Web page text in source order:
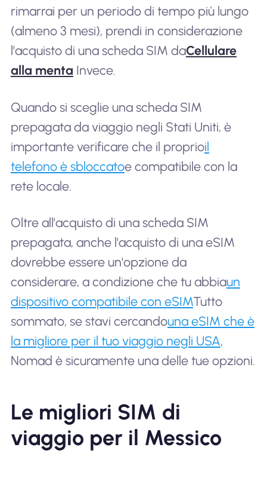
rimarrai per un periodo di tempo più lungo
(almeno 3 mesi), prendi in considerazione
l'acquisto di una scheda SIM daCellulare
alla menta Invece.
Quando si sceglie una scheda SIM
prepagata da viaggio negli Stati Uniti, è
importante verificare che il proprioil
telefono è sbloccatoe compatibile con la
rete locale.
Oltre all'acquisto di una scheda SIM
prepagata, anche l'acquisto di una eSIM
dovrebbe essere un'opzione da
considerare, a condizione che tu abbiaun
dispositivo compatibile con eSIMTutto
sommato, se stavi cercandouna eSIM che è
la migliore per il tuo viaggio negli USA,
Nomad è sicuramente una delle tue opzioni.
Le migliori SIM di
viaggio per il Messico